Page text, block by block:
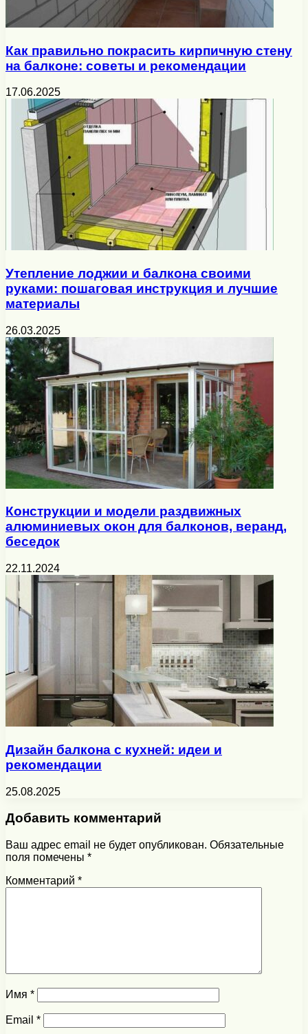
Как правильно покрасить кирпичную стену
на балконе: советы и рекомендации
17.06.2025
Утепление лоджии и балкона своими
руками: пошаговая инструкция и лучшие
материалы
26.03.2025
Конструкции и модели раздвижных
алюминиевых окон для балконов, веранд,
беседок
22.11.2024
Дизайн балкона с кухней: идеи и
рекомендации
25.08.2025
Добавить комментарий
Ваш адрес email не будет опубликован. Обязательные
поля помечены *
Комментарий *
Имя *
Email *